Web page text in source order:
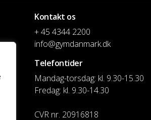
Kontakt os
+ 45 4344 2200
info@gymdanmark.dk
Telefontider
Mandag-torsdag: kl. 9.30-15.30
Fredag: kl. 9.30-14.30
CVR nr. 20916818